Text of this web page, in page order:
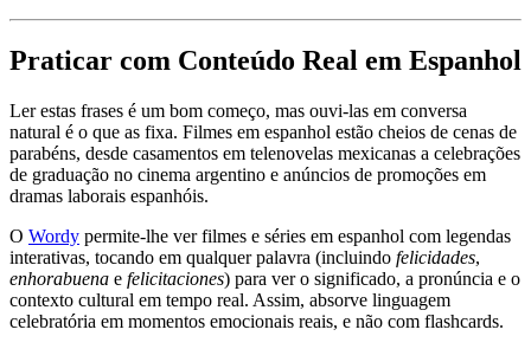
Praticar com Conteúdo Real em Espanhol
Ler estas frases é um bom começo, mas ouvi-las em conversa
natural é o que as fixa. Filmes em espanhol estão cheios de cenas de
parabéns, desde casamentos em telenovelas mexicanas a celebrações
de graduação no cinema argentino e anúncios de promoções em
dramas laborais espanhóis.
O Wordy permite-lhe ver filmes e séries em espanhol com legendas
interativas, tocando em qualquer palavra (incluindo felicidades,
enhorabuena e felicitaciones) para ver o significado, a pronúncia e o
contexto cultural em tempo real. Assim, absorve linguagem
celebratória em momentos emocionais reais, e não com flashcards.